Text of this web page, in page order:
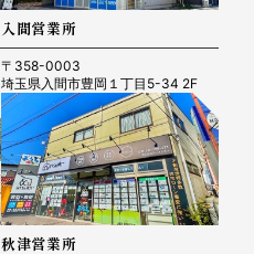
入間営業所
〒358-0003
埼玉県入間市豊岡１丁目5-34 2F
秋津営業所